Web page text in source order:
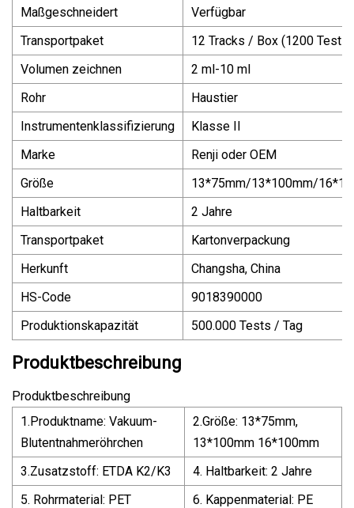
Maßgeschneidert
Verfügbar
Transportpaket
12 Tracks / Box (1200 Tests)
Volumen zeichnen
2 ml-10 ml
Rohr
Haustier
Instrumentenklassifizierung
Klasse II
Marke
Renji oder OEM
Größe
13*75mm/13*100mm/
Haltbarkeit
2 Jahre
Transportpaket
Kartonverpackung
Herkunft
Changsha, China
HS-Code
9018390000
Produktionskapazität
500.000 Tests / Tag
Produktbeschreibung
Produktbeschreibung
1.Produktname: Vakuum-
Blutentnahmeröhrchen
2.Größe: 13*75mm,
13*100mm 16*100mm
3.Zusatzstoff: ETDA K2/K3
4. Haltbarkeit: 2 Jahre
5. Rohrmaterial: PET
6. Kappenmaterial: PE